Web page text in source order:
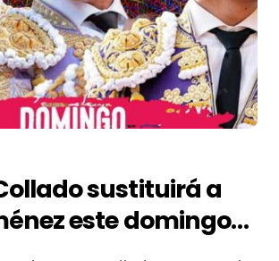
sustituirá a
este domingo
por